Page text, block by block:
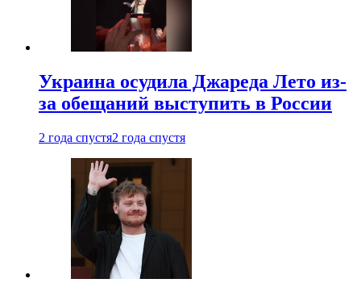
Украина осудила Джареда Лето из-
за обещаний выступить в России
2 года спустя2 года спустя